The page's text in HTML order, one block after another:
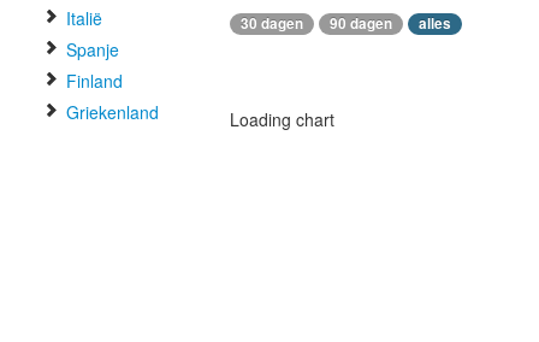
Italië
Spanje
Finland
Griekenland
30 dagen 90 dagen alles
Loading chart